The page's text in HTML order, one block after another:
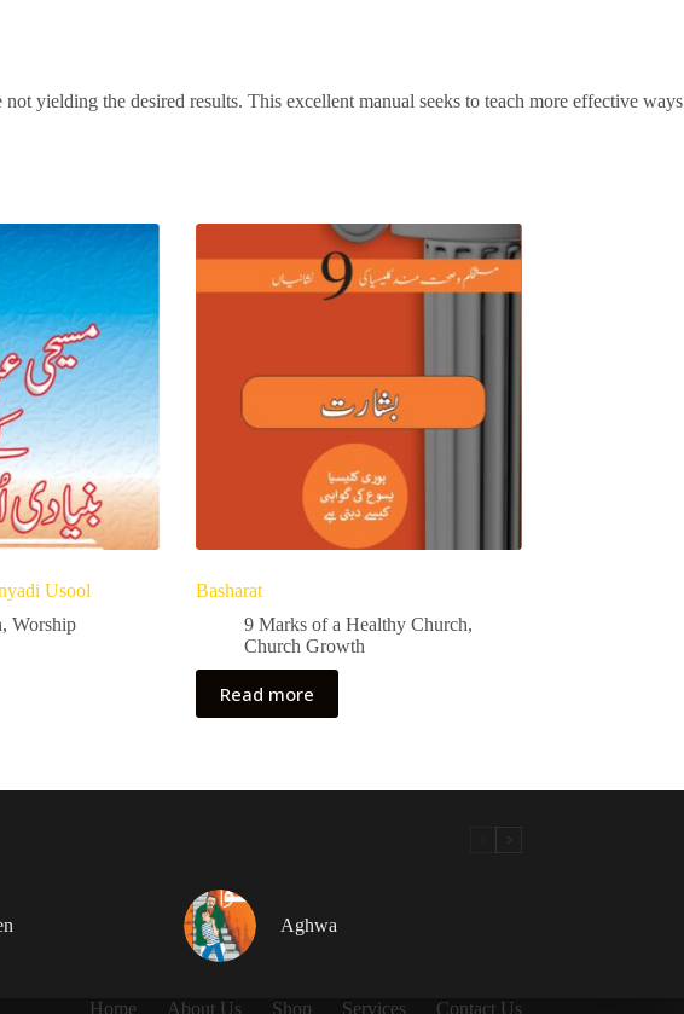
yielding the desired results. This excellent manual seeks to teach more effective ways
Usool
, Worship
Basharat
9 Marks of a Healthy Church,
Church Growth
Read more
Aghwa
Home About Us Shop Services Contact Us